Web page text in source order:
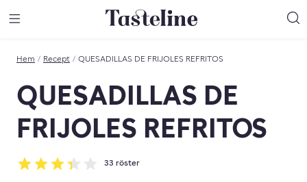
Till Tastelines startsida
Hem / Recept / QUESADILLAS DE FRIJOLES REFRITOS
QUESADILLAS DE
FRIJOLES REFRITOS
Betyg: 3.36 av 5
33 röster